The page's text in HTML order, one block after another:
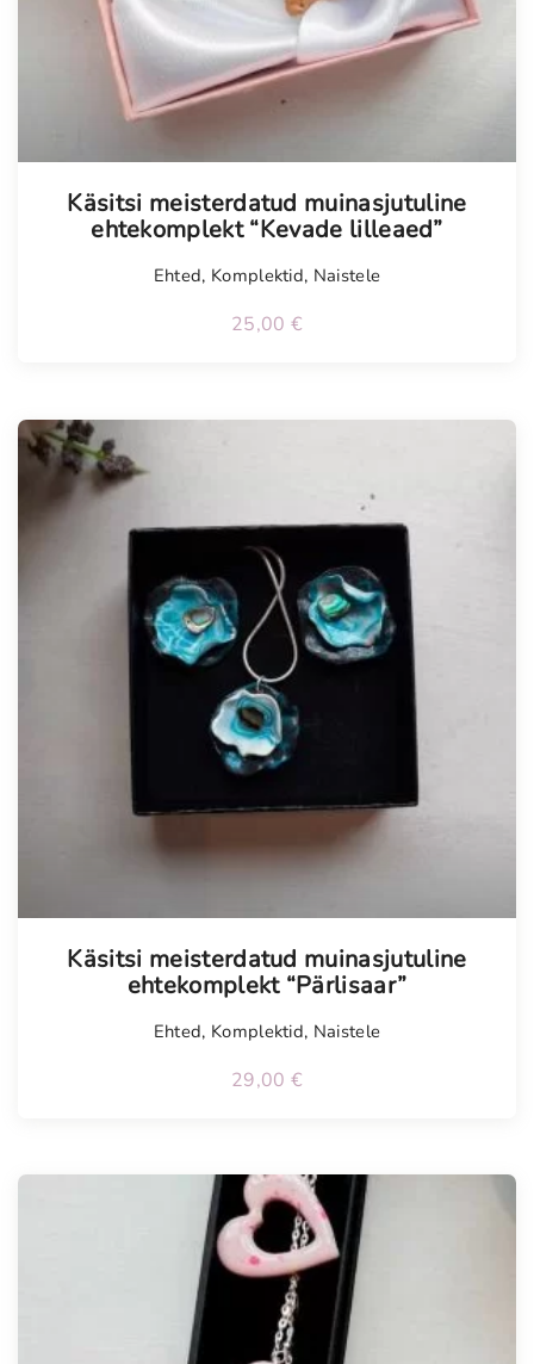
Käsitsi meisterdatud muinasjutuline
ehtekomplekt “Kevade lilleaed”
Ehted, Komplektid, Naistele
25,00 €
Käsitsi meisterdatud muinasjutuline
ehtekomplekt “Pärlisaar”
Ehted, Komplektid, Naistele
29,00 €